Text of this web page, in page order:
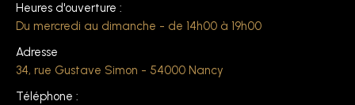
Heures d'ouverture :
Du mercredi au dimanche - de 14h00 à 19h00
Adresse
34, rue Gustave Simon - 54000 Nancy
Téléphone :